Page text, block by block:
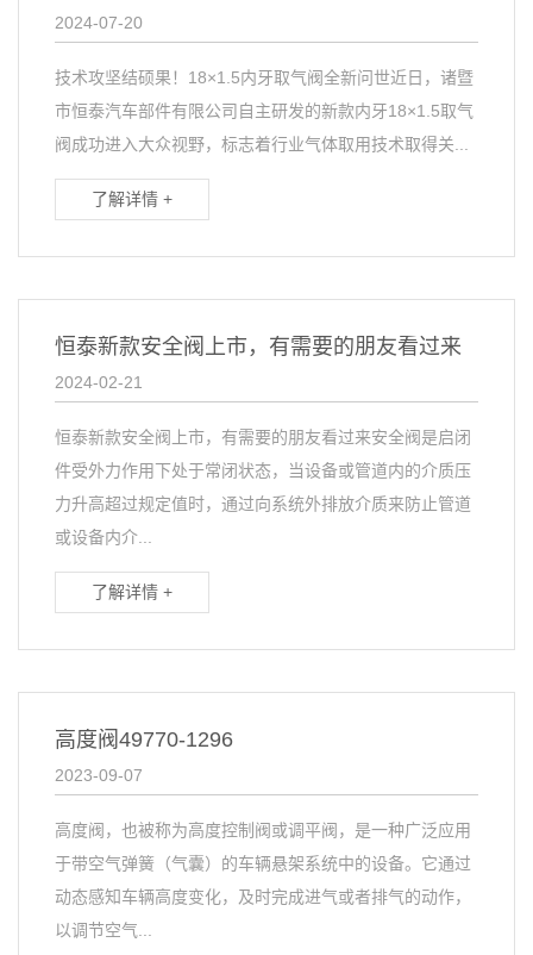
2024-07-20
技术攻坚结硕果！18×1.5内牙取气阀全新问世近日，诸暨
市恒泰汽车部件有限公司自主研发的新款内牙18×1.5取气
阀成功进入大众视野，标志着行业气体取用技术取得关...
了解详情 +
恒泰新款安全阀上市，有需要的朋友看过来
2024-02-21
恒泰新款安全阀上市，有需要的朋友看过来安全阀是启闭
件受外力作用下处于常闭状态，当设备或管道内的介质压
力升高超过规定值时，通过向系统外排放介质来防止管道
或设备内介...
了解详情 +
高度阀49770-1296
2023-09-07
高度阀，也被称为高度控制阀或调平阀，是一种广泛应用
于带空气弹簧（气囊）的车辆悬架系统中的设备。它通过
动态感知车辆高度变化，及时完成进气或者排气的动作，
以调节空气...